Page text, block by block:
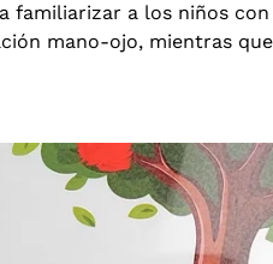
familiarizar a los niños
mano-ojo, mientras